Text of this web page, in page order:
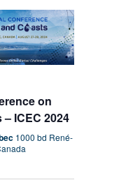
on
ICEC 2024
1000 bd René-